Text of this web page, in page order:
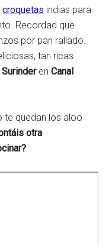
croquetas indias para
Recordad que
por pan rallado.
tan ricas
Surinderen Canal
te quedan los aloo
otra